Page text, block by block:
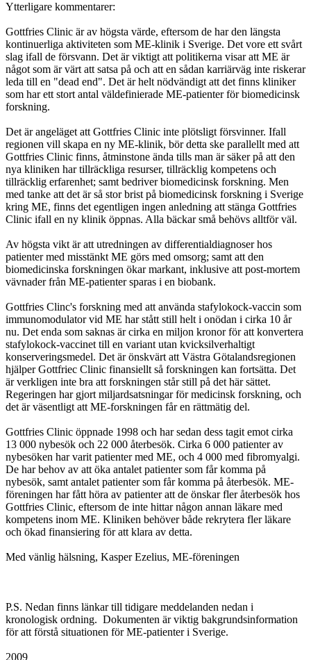
Ytterligare kommentarer:
Gottfries Clinic är av högsta värde, eftersom de har den längsta
kontinuerliga aktiviteten som ME-klinik i Sverige. Det vore ett svårt
slag ifall de försvann. Det är viktigt att politikerna visar att ME är
något som är värt att satsa på och att en sådan karriärväg inte riskerar
leda till en "dead end". Det är helt nödvändigt att det finns kliniker
som har ett stort antal väldefinierade ME-patienter för biomedicinsk
forskning.
Det är angeläget att Gottfries Clinic inte plötsligt försvinner. Ifall
regionen vill skapa en ny ME-klinik, bör detta ske parallellt med att
Gottfries Clinic finns, åtminstone ända tills man är säker på att den
nya kliniken har tillräckliga resurser, tillräcklig kompetens och
tillräcklig erfarenhet; samt bedriver biomedicinsk forskning. Men
med tanke att det är så stor brist på biomedicinsk forskning i Sverige
kring ME, finns det egentligen ingen anledning att stänga Gottfries
Clinic ifall en ny klinik öppnas. Alla bäckar små behövs alltför väl.
Av högsta vikt är att utredningen av differentialdiagnoser hos
patienter med misstänkt ME görs med omsorg; samt att den
biomedicinska forskningen ökar markant, inklusive att post-mortem
vävnader från ME-patienter sparas i en biobank.
Gottfries Clinc's forskning med att använda stafylokock-vaccin som
immunomodulator vid ME har stått still helt i onödan i cirka 10 år
nu. Det enda som saknas är cirka en miljon kronor för att konvertera
stafylokock-vaccinet till en variant utan kvicksilverhaltigt
konserveringsmedel. Det är önskvärt att Västra Götalandsregionen
hjälper Gottfriec Clinic finansiellt så forskningen kan fortsätta. Det
är verkligen inte bra att forskningen står still på det här sättet.
Regeringen har gjort miljardsatsningar för medicinsk forskning, och
det är väsentligt att ME-forskningen får en rättmätig del.
Gottfries Clinic öppnade 1998 och har sedan dess tagit emot cirka
13 000 nybesök och 22 000 återbesök. Cirka 6 000 patienter av
nybesöken har varit patienter med ME, och 4 000 med fibromyalgi.
De har behov av att öka antalet patienter som får komma på
nybesök, samt antalet patienter som får komma på återbesök. ME-
föreningen har fått höra av patienter att de önskar fler återbesök hos
Gottfries Clinic, eftersom de inte hittar någon annan läkare med
kompetens inom ME. Kliniken behöver både rekrytera fler läkare
och ökad finansiering för att klara av detta.
Med vänlig hälsning, Kasper Ezelius, ME-föreningen
P.S. Nedan finns länkar till tidigare meddelanden nedan i
kronologisk ordning. Dokumenten är viktig bakgrundsinformation
för att förstå situationen för ME-patienter i Sverige.
2009